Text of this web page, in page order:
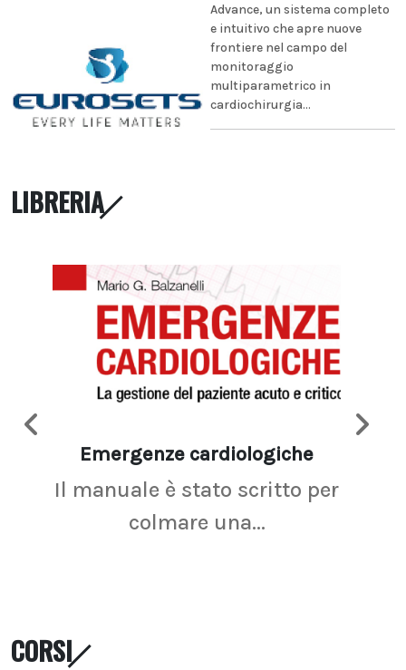
Advance, un sistema completo
e intuitivo che apre nuove
frontiere nel campo del
monitoraggio
multiparametrico in
cardiochirurgia...
LIBRERIA
Emergenze cardiologiche
Il manuale è stato scritto per
colmare una...
CORSI